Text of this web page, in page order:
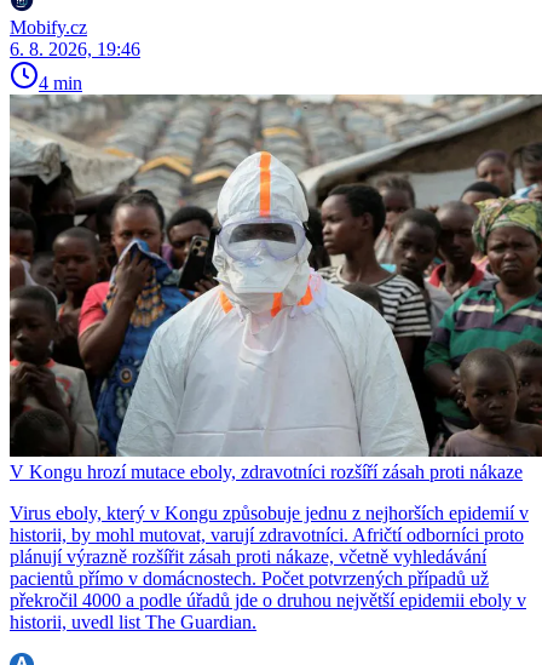
Mobify.cz
6. 8. 2026, 19:46
4 min
V Kongu hrozí mutace eboly, zdravotníci rozšíří zásah proti nákaze
Virus eboly, který v Kongu způsobuje jednu z nejhorších epidemií v
historii, by mohl mutovat, varují zdravotníci. Afričtí odborníci proto
plánují výrazně rozšířit zásah proti nákaze, včetně vyhledávání
pacientů přímo v domácnostech. Počet potvrzených případů už
překročil 4000 a podle úřadů jde o druhou největší epidemii eboly v
historii, uvedl list The Guardian.